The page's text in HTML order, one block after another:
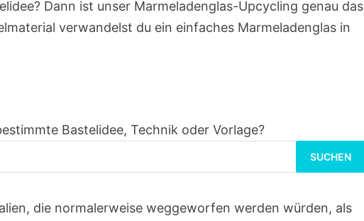
Dann ist unser Marmeladenglas-Upcycling genau das
verwandelst du ein einfaches Marmeladenglas in
Bastelidee, Technik oder Vorlage?
nach:
die normalerweise weggeworfen werden würden, als